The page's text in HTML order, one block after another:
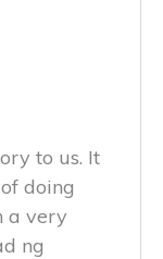
to us. It
doing
a very
ng